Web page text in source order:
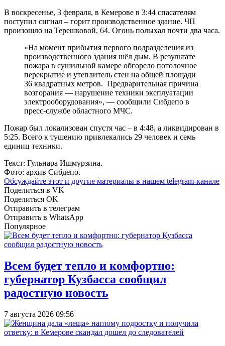
В воскресенье, 3 февраля, в Кемерове в 3:44 спасателям
поступил сигнал – горит производственное здание. ЧП
произошло на Терешковой, 64. Огонь полыхал почти два часа.
«На момент прибытия первого подразделения из
производственного здания шёл дым. В результате
пожара в сушильной камере обгорело потолочное
перекрытие и утеплитель стен на общей площади
36 квадратных метров. Предварительная причина
возгорания — нарушение техники эксплуатации
электрооборудования», — сообщили Сибдепо в
пресс-службе областного МЧС.
Пожар был локализован спустя час – в 4:48, а ликвидирован в
5:25. Всего к тушению привлекались 29 человек и семь
единиц техники.
Текст: Гульнара Ишмурзина.
Фото: архив Сибдепо.
Обсуждайте этот и другие материалы в нашем telegram-канале
Поделиться в VK
Поделиться OK
Отправить в телеграм
Отправить в WhatsApp
Популярное
Всем будет тепло и комфортно:
губернатор Кузбасса сообщил
радостную новость
7 августа 2026 09:56